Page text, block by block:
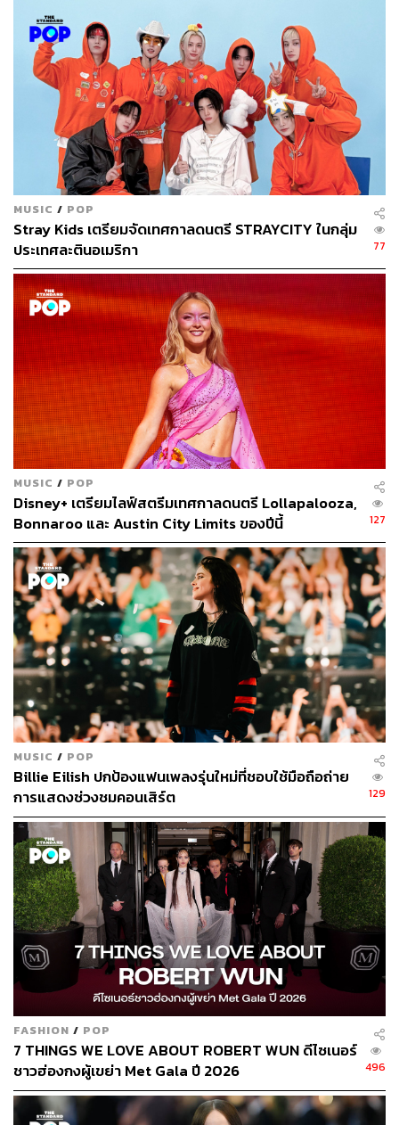
ABOUT THE AUTHOR
พิมพ์ คำภีร์
นักเขียนกองบรรณาธิการคัลเจอร์ สำนักข่าว
THE STANDARD
MUSIC / POP
Stray Kids เตรียมจัดเทศกาลดนตรี STRAYCITY ในกลุ่ม
ประเทศละตินอเมริกา
77
MUSIC / POP
Disney+ เตรียมไลฟ์สตรีมเทศกาลดนตรี Lollapalooza,
Bonnaroo และ Austin City Limits ของปีนี้
127
MUSIC / POP
Billie Eilish ปกป้องแฟนเพลงรุ่นใหม่ที่ชอบใช้มือถือถ่าย
การแสดงช่วงชมคอนเสิร์ต
129
FASHION / POP
7 THINGS WE LOVE ABOUT ROBERT WUN ดีไซเนอร์
ชาวฮ่องกงผู้เขย่า Met Gala ปี 2026
496